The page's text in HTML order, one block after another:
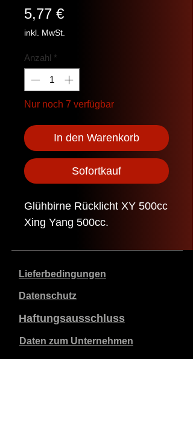
5,77 €Preis
inkl. MwSt.
Anzahl *
Nur noch 7 verfügbar
In den Warenkorb
Sofortkauf
Glühbirne Rücklicht XY 500cc
Xing Yang 500cc.
Lieferbedingungen
Datenschutz
Haftungsausschluss
Daten zum Unternehmen